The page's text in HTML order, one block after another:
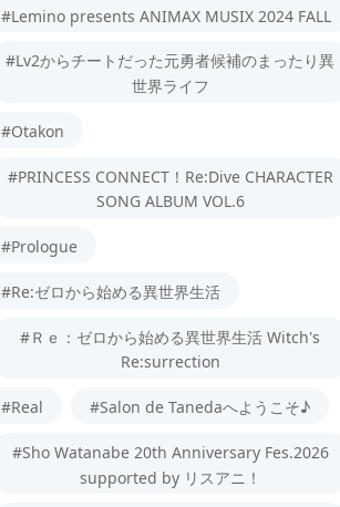
#Lemino presents ANIMAX MUSIX 2024 FALL
#Lv2からチートだった元勇者候補のまったり異
世界ライフ
#Otakon
#PRINCESS CONNECT！Re:Dive CHARACTER
SONG ALBUM VOL.6
#Prologue
#Re:ゼロから始める異世界生活
#Ｒｅ：ゼロから始める異世界生活 Witch's
Re:surrection
#Real #Salon de Tanedaへようこそ♪
#Sho Watanabe 20th Anniversary Fes.2026
supported by リスアニ！